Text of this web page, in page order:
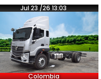
Jul 23 /26 13:03
Colombia